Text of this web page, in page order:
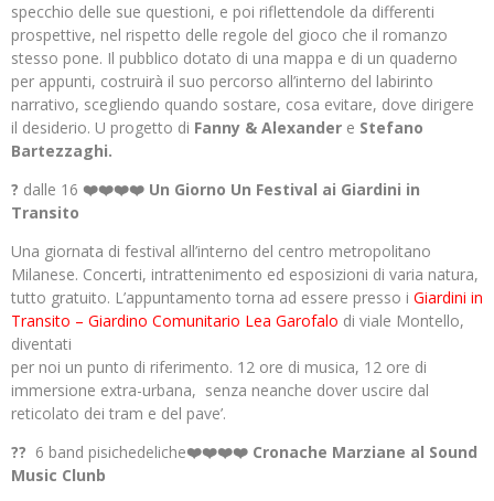
specchio delle sue questioni, e poi riflettendole da differenti
prospettive, nel rispetto delle regole del gioco che il romanzo
stesso pone. Il pubblico dotato di una mappa e di un quaderno
per appunti, costruirà il suo percorso all’interno del labirinto
narrativo, scegliendo quando sostare, cosa evitare, dove dirigere
il desiderio. U progetto di Fanny & Alexander e Stefano
Bartezzaghi.
? dalle 16 ❤️❤️❤️❤️ Un Giorno Un Festival ai Giardini in
Transito
Una giornata di festival all’interno del centro metropolitano
Milanese. Concerti, intrattenimento ed esposizioni di varia natura,
tutto gratuito. L’appuntamento torna ad essere presso i Giardini in
Transito – Giardino Comunitario Lea Garofalo di viale Montello,
diventati
per noi un punto di riferimento. 12 ore di musica, 12 ore di
immersione extra-urbana, senza neanche dover uscire dal
reticolato dei tram e del pave’.
?? 6 band pisichedeliche❤️❤️❤️❤️ Cronache Marziane al Sound
Music Clunb